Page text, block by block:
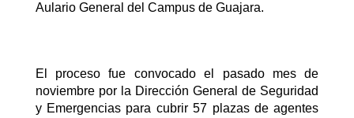
Aulario General del Campus de Guajara.
El proceso fue convocado el pasado mes de
noviembre por la Dirección General de Seguridad
y Emergencias para cubrir 57 plazas de agentes